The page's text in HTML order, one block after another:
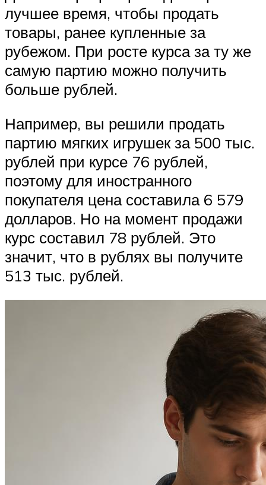
лучшее время, чтобы продать
товары, ранее купленные за
рубежом. При росте курса за ту же
самую партию можно получить
больше рублей.
Например, вы решили продать
партию мягких игрушек за 500 тыс.
рублей при курсе 76 рублей,
поэтому для иностранного
покупателя цена составила 6 579
долларов. Но на момент продажи
курс составил 78 рублей. Это
значит, что в рублях вы получите
513 тыс. рублей.